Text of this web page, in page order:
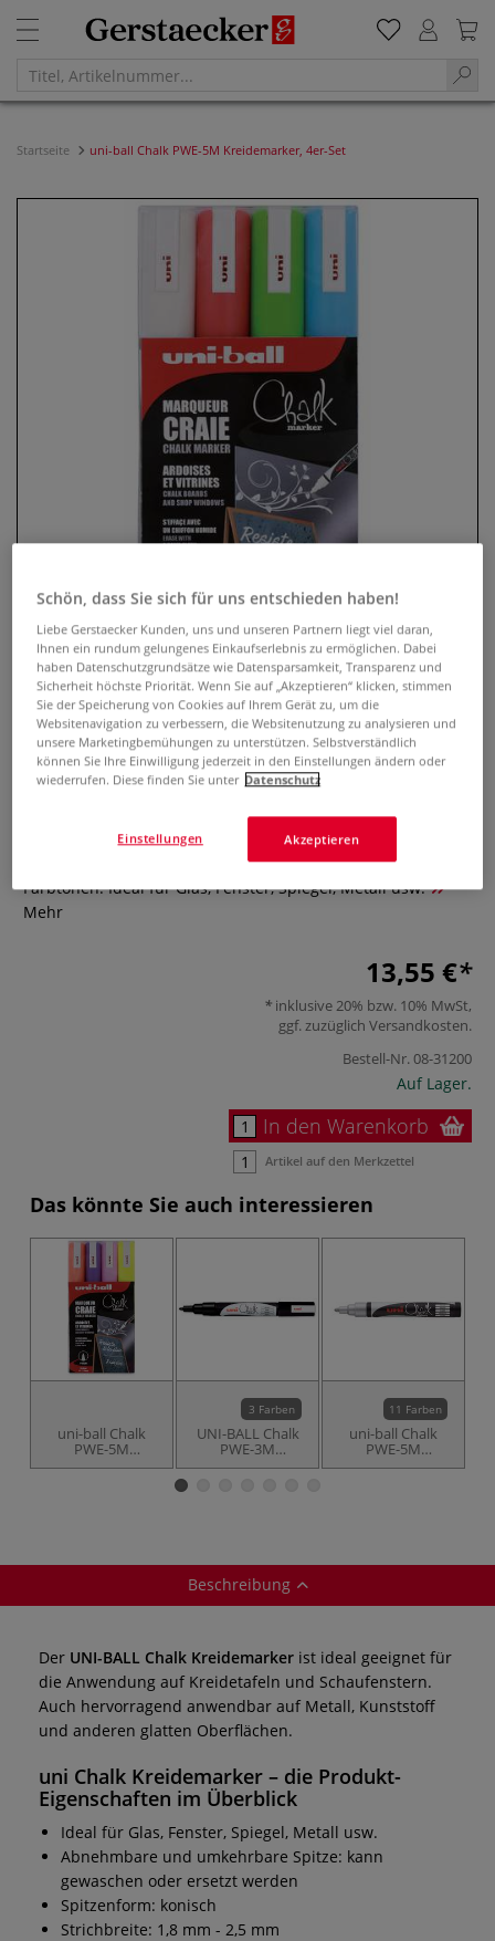
Startseite uni-ball Chalk PWE-5M Kreidemarker, 4er-Set
uni-ball Chalk PWE-5M
Kreidemarker, 4er-Set
0 Bewertungen
Das uni Chalk Set enthält 4 Kreidemarker in verschiedenen
Farbtönen. Ideal für Glas, Fenster, Spiegel, Metall usw.
Mehr
13,55 €
inklusive 20% bzw. 10% MwSt,
ggf. zuzüglich Versandkosten.
Bestell-Nr.08-31200
Auf Lager.
In den Warenkorb
Artikel auf den Merkzettel
Das könnte Sie auch interessieren
uni-ball Chalk
PWE-5M
Kreidemarker,
3 Farben
UNI-BALL Chalk
PWE-3M
Kreidemarker fein
11 Farben
uni-ball Chalk
PWE-5M
Kreidemarker,
Beschreibung
Der UNI-BALL Chalk Kreidemarker ist ideal geeignet für
die Anwendung auf Kreidetafeln und Schaufenstern.
Auch hervorragend anwendbar auf Metall, Kunststoff
und anderen glatten Oberflächen.
uni Chalk Kreidemarker – die Produkt-
Eigenschaften im Überblick
Ideal für Glas, Fenster, Spiegel, Metall usw.
Abnehmbare und umkehrbare Spitze: kann
gewaschen oder ersetzt werden
Spitzenform: konisch
Strichbreite: 1,8 mm - 2,5 mm
Schön, dass Sie sich für uns entschieden haben!
Liebe Gerstaecker Kunden, uns und unseren Partnern liegt viel daran,
Ihnen ein rundum gelungenes Einkaufserlebnis zu ermöglichen. Dabei
haben Datenschutzgrundsätze wie Datensparsamkeit, Transparenz und
Sicherheit höchste Priorität. Wenn Sie auf „Akzeptieren“ klicken, stimmen
Sie der Speicherung von Cookies auf Ihrem Gerät zu, um die
Websitenavigation zu verbessern, die Websitenutzung zu analysieren und
unsere Marketingbemühungen zu unterstützen. Selbstverständlich
können Sie Ihre Einwilligung jederzeit in den Einstellungen ändern oder
wiederrufen. Diese finden Sie unter Datenschutz
Akzeptieren
Einstellungen